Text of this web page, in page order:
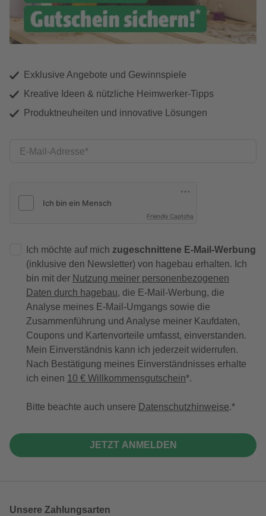
Exklusive Angebote und Gewinnspiele
Kreative Ideen & nützliche Heimwerker-Tipps
Produktneuheiten und innovative Lösungen
E-Mail-Adresse
Friendly Captcha
Ich möchte auf mich zugeschnittene E-Mail-Werbung
(inklusive den Newsletter) von hagebau erhalten. Ich
bin mit der Nutzung meiner personenbezogenen
Daten durch hagebau, die E-Mail-Werbung, die
Analyse meines E-Mail-Umgangs sowie die
Zusammenführung und Analyse meiner Kaufdaten,
Coupons und Kartenvorteile umfasst, einverstanden.
Mein Einverständnis kann ich jederzeit widerrufen.
Nach Bestätigung meines Einverständnisses erhalte
ich einen 10 € Willkommensgutschein*.
Bitte beachte auch unsere Datenschutzhinweise.
JETZT ANMELDEN
Unsere Zahlungsarten